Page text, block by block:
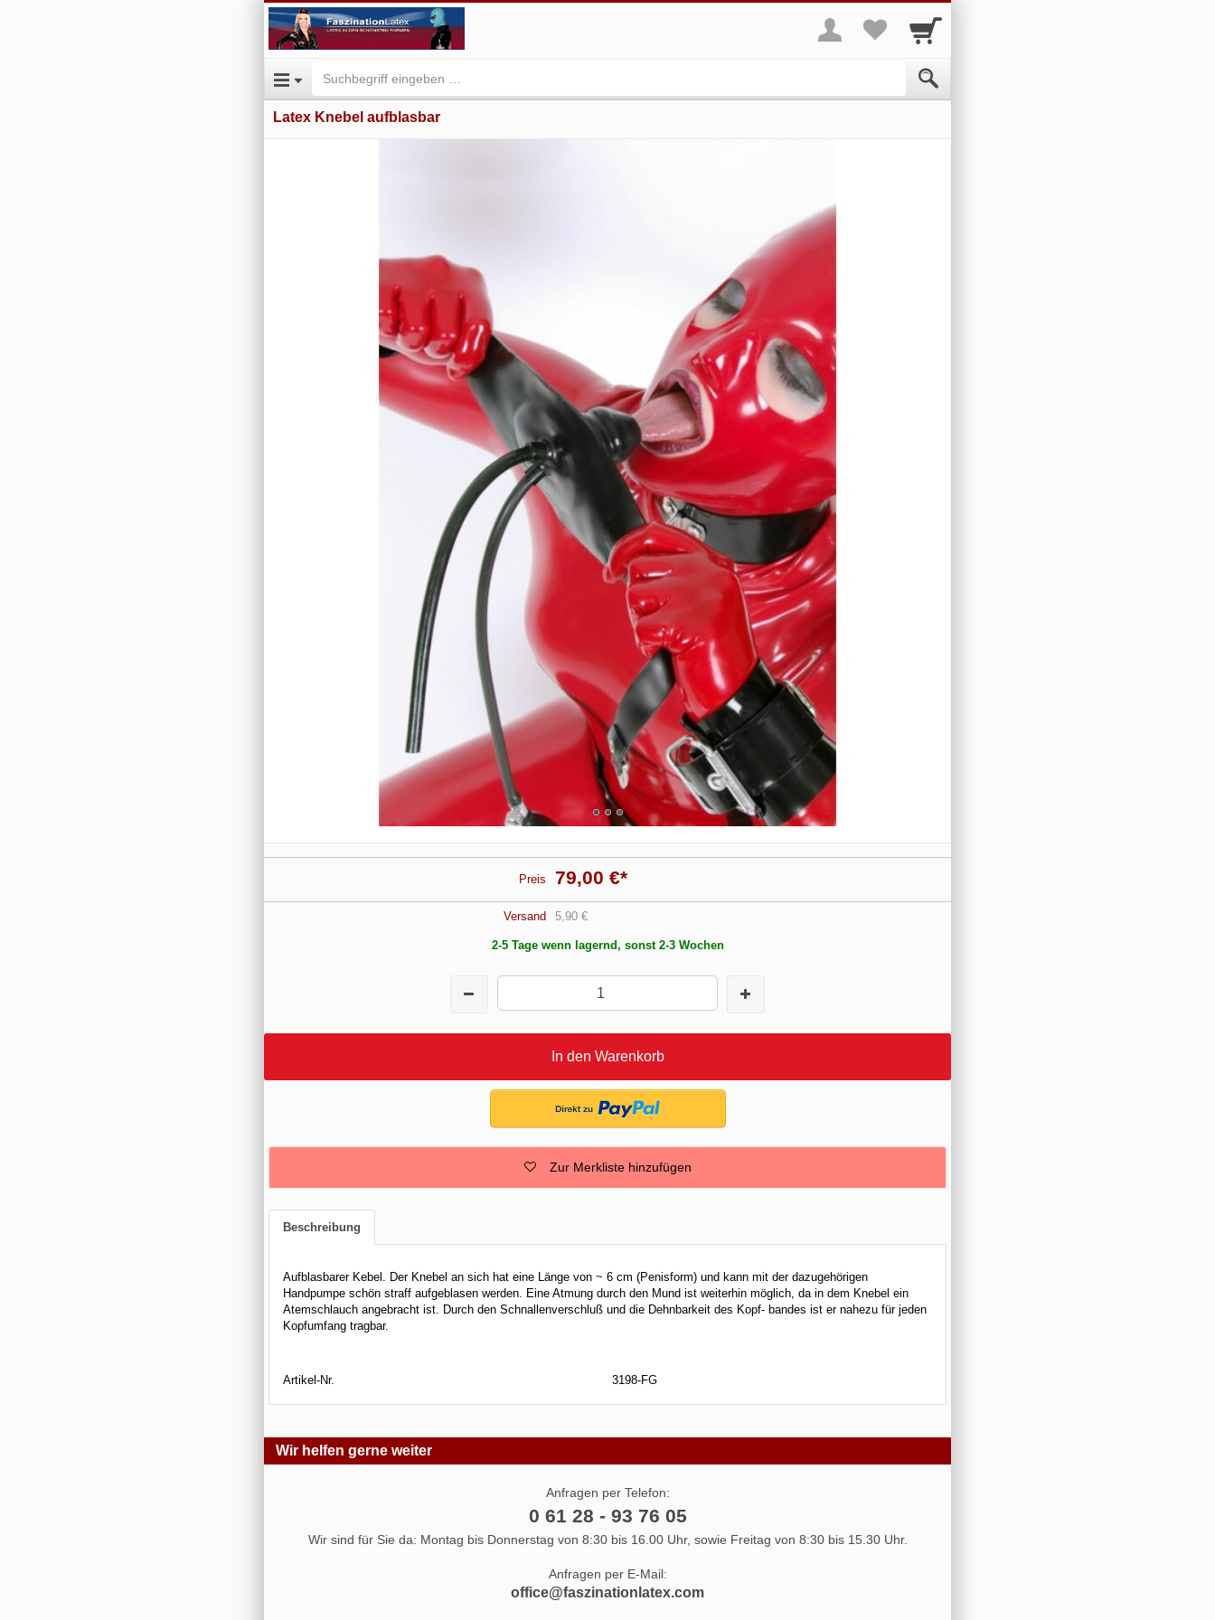
Latex Knebel aufblasbar
Preis 79,00 €*
Versand 5,90 €
2-5 Tage wenn lagernd, sonst 2-3 Wochen
In den Warenkorb
Zur Merkliste hinzufügen
Beschreibung
Aufblasbarer Kebel. Der Knebel an sich hat eine Länge von ~ 6 cm (Penisform) und kann mit der dazugehörigen
Handpumpe schön straff aufgeblasen werden. Eine Atmung durch den Mund ist weiterhin möglich, da in dem Knebel ein
Atemschlauch angebracht ist. Durch den Schnallenverschluß und die Dehnbarkeit des Kopf- bandes ist er nahezu für jeden
Kopfumfang tragbar.
Artikel-Nr. 3198-FG
Wir helfen gerne weiter
Anfragen per Telefon:
0 61 28 - 93 76 05
Wir sind für Sie da: Montag bis Donnerstag von 8:30 bis 16.00 Uhr, sowie Freitag von 8:30 bis 15.30 Uhr.
Anfragen per E-Mail:
office@faszinationlatex.com